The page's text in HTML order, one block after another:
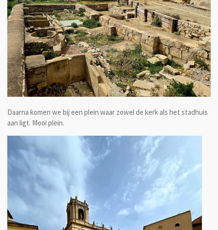
Daarna komen we bij een plein waar zowel de kerk als het stadhuis
aan ligt. Mooi plein.